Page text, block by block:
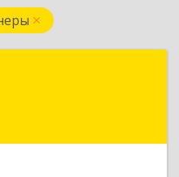
Якутск г, Чиряева